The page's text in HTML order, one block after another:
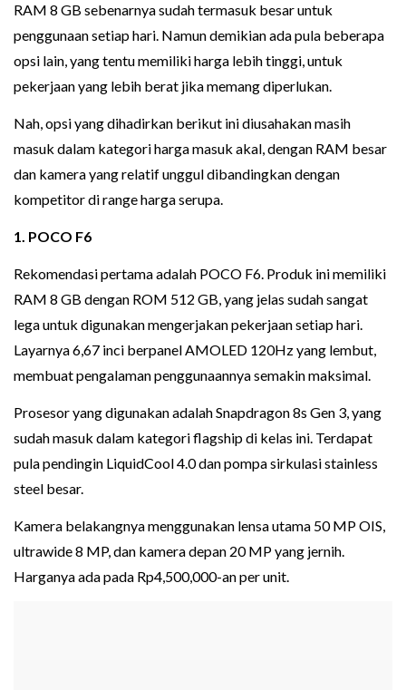
RAM 8 GB sebenarnya sudah termasuk besar untuk
penggunaan setiap hari. Namun demikian ada pula beberapa
opsi lain, yang tentu memiliki harga lebih tinggi, untuk
pekerjaan yang lebih berat jika memang diperlukan.
Nah, opsi yang dihadirkan berikut ini diusahakan masih
masuk dalam kategori harga masuk akal, dengan RAM besar
dan kamera yang relatif unggul dibandingkan dengan
kompetitor di range harga serupa.
1. POCO F6
Rekomendasi pertama adalah POCO F6. Produk ini memiliki
RAM 8 GB dengan ROM 512 GB, yang jelas sudah sangat
lega untuk digunakan mengerjakan pekerjaan setiap hari.
Layarnya 6,67 inci berpanel AMOLED 120Hz yang lembut,
membuat pengalaman penggunaannya semakin maksimal.
Prosesor yang digunakan adalah Snapdragon 8s Gen 3, yang
sudah masuk dalam kategori flagship di kelas ini. Terdapat
pula pendingin LiquidCool 4.0 dan pompa sirkulasi stainless
steel besar.
Kamera belakangnya menggunakan lensa utama 50 MP OIS,
ultrawide 8 MP, dan kamera depan 20 MP yang jernih.
Harganya ada pada Rp4,500,000-an per unit.